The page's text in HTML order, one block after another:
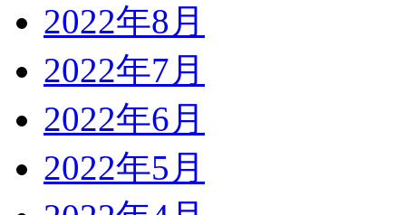
2022年8月
2022年7月
2022年6月
2022年5月